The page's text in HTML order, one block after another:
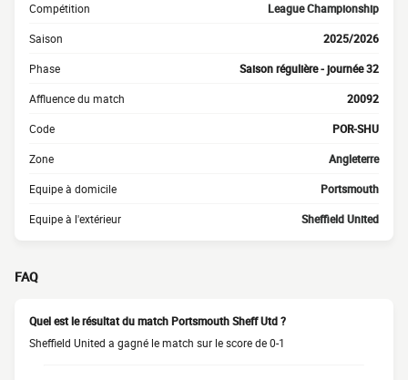
Compétition League Championship
Saison 2025/2026
Phase Saison régulière - journée 32
Affluence du match 20092
Code POR-SHU
Zone Angleterre
Equipe à domicile Portsmouth
Equipe à l'extérieur Sheffield United
FAQ
Quel est le résultat du match Portsmouth Sheff Utd ?
Sheffield United a gagné le match sur le score de 0-1